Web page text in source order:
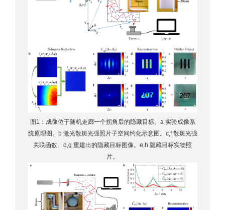
图1：成像位于随机走廊一个拐角后的隐藏目标。a 实验成像系
统原理图。b 激光散斑光强照片子空间约化示意图。c,f 散斑光强
关联函数。d,g 重建出的隐藏目标图像。e,h 隐藏目标实物照
片。